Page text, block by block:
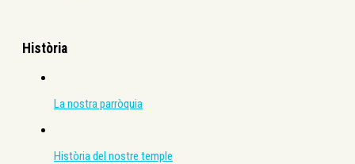
Història
La nostra parròquia
Història del nostre temple